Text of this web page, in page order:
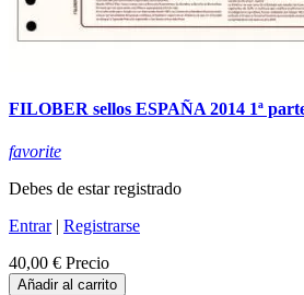
FILOBER sellos ESPAÑA 2014 1ª
favorite
Debes de estar registrado
Entrar| Registrarse
40,00 € Precio
Añadir al carrito